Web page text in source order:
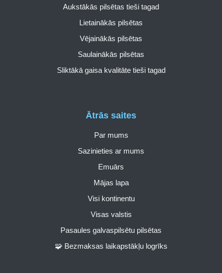
Ātrās saites
Par mums
Sazinieties ar mums
Emuārs
Mājas lapa
Visi kontinentu
Visas valstis
Pasaules galvaspilsētu pilsētas
🧩 Bezmaksas laikapstākļu logrīks
Aukstākās pilsētas tieši tagad
Lietainākās pilsētas
Vējainākās pilsētas
Saulainākās pilsētas
Sliktākā gaisa kvalitāte tieši tagad